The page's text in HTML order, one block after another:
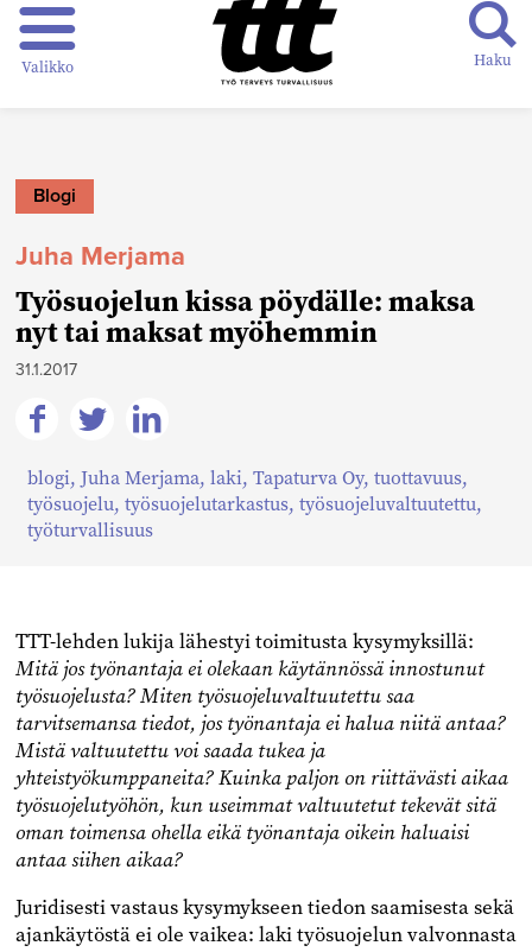
Valikko Haku
Blogi
Juha Merjama
Työsuojelun kissa pöydälle: maksa
nyt tai maksat myöhemmin
31.1.2017
Jaa
Facebookissa
Jaa
Twitterissä
Jaa
Linkedinissä
blogi, Juha Merjama, laki, Tapaturva Oy, tuottavuus,
työsuojelu, työsuojelutarkastus, työsuojeluvaltuutettu,
työturvallisuus
TTT-lehden lukija lähestyi toimitusta kysymyksillä:
Mitä jos työnantaja ei olekaan käytännössä innostunut
työsuojelusta? Miten työsuojeluvaltuutettu saa
tarvitsemansa tiedot, jos työnantaja ei halua niitä antaa?
Mistä valtuutettu voi saada tukea ja
yhteistyökumppaneita? Kuinka paljon on riittävästi aikaa
työsuojelutyöhön, kun useimmat valtuutetut tekevät sitä
oman toimensa ohella eikä työnantaja oikein haluaisi
antaa siihen aikaa?
Juridisesti vastaus kysymykseen tiedon saamisesta sekä
ajankäytöstä ei ole vaikea: laki työsuojelun valvonnasta